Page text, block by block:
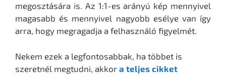
megosztására is. Az 1:1-es arányú kép mennyivel
magasabb és mennyivel nagyobb esélye van így
arra, hogy megragadja a felhasználó figyelmét.
Nekem ezek a legfontosabbak, ha többet is
szeretnél megtudni, akkor a teljes cikket